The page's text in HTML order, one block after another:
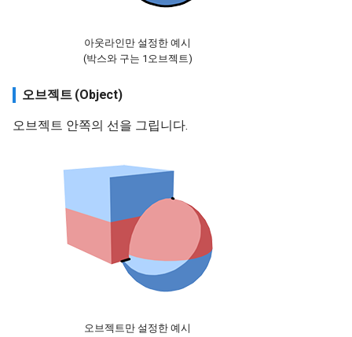
아웃라인만 설정한 예시
(박스와 구는 1오브젝트)
오브젝트 (Object)
오브젝트 안쪽의 선을 그립니다.
오브젝트만 설정한 예시